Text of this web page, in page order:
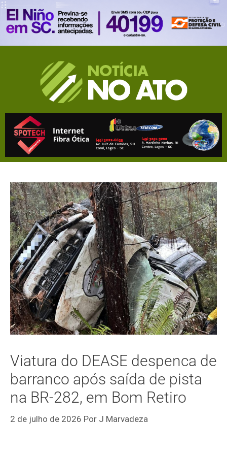
Viatura do DEASE despenca de
barranco após saída de pista
na BR-282, em Bom Retiro
2 de julho de 2026 Por J Marvadeza